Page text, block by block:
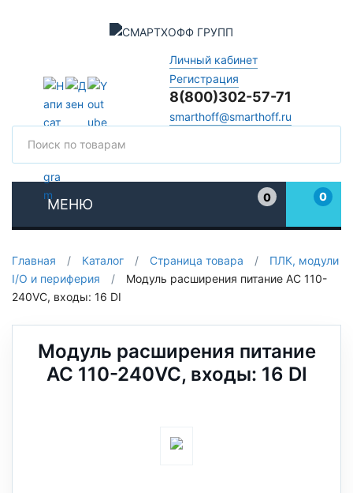
Личный кабинет
Регистрация
8(800)302-57-71
smarthoff@smarthoff.ru
МЕНЮ
0
0
Главная / Каталог / Страница товара /
ПЛК, модули
I/O и периферия
/
Модуль расширения питание AC 110-
240VC, входы: 16 DI
Модуль расширения питание
AC 110-240VC, входы: 16 DI